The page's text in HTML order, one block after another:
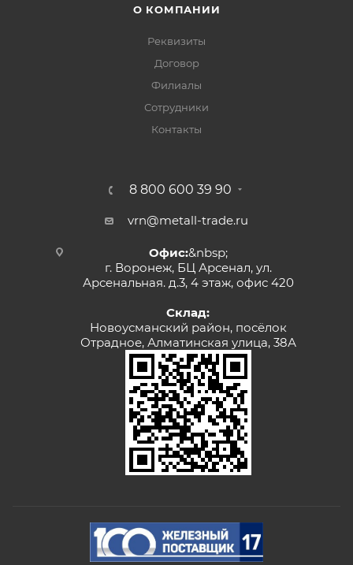
О КОМПАНИИ
Реквизиты
Договор
Филиалы
Сотрудники
Контакты
8 800 600 39 90
vrn@metall-trade.ru
Офис:&nbsp;
г. Воронеж, БЦ Арсенал, ул.
Арсенальная. д.3, 4 этаж, офис 420
Склад:
Новоусманский район, посёлок
Отрадное, Алматинская улица, 38А